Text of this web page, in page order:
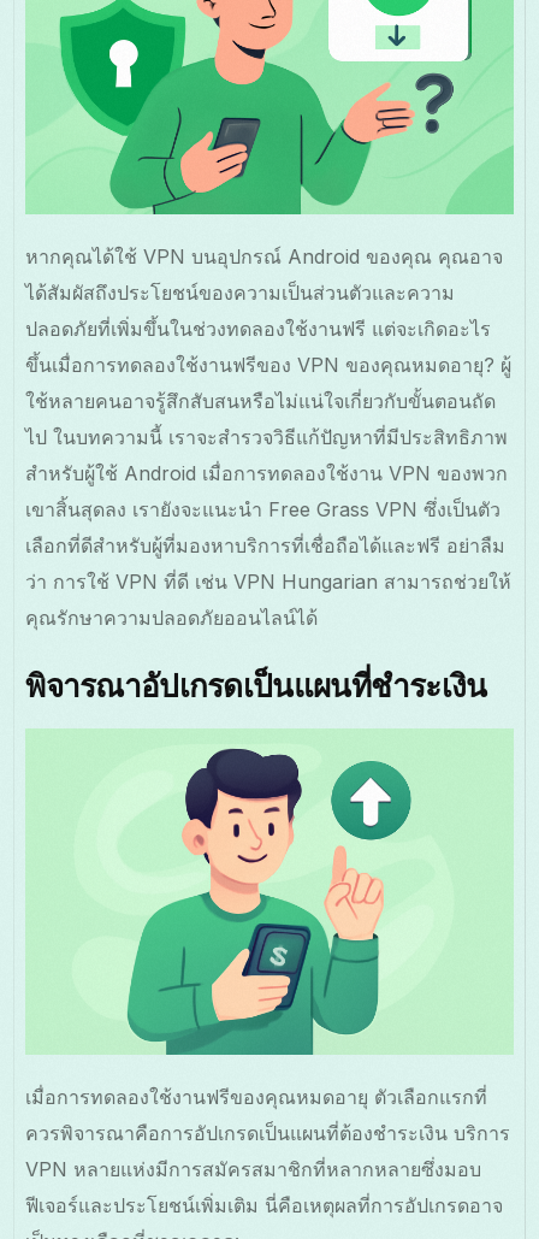
หากคุณได้ใช้ VPN บนอุปกรณ์ Android ของคุณ คุณอาจ
ได้สัมผัสถึงประโยชน์ของความเป็นส่วนตัวและความ
ปลอดภัยที่เพิ่มขึ้นในช่วงทดลองใช้งานฟรี แต่จะเกิดอะไร
ขึ้นเมื่อการทดลองใช้งานฟรีของ VPN ของคุณหมดอายุ? ผู้
ใช้หลายคนอาจรู้สึกสับสนหรือไม่แน่ใจเกี่ยวกับขั้นตอนถัด
ไป ในบทความนี้ เราจะสำรวจวิธีแก้ปัญหาที่มีประสิทธิภาพ
สำหรับผู้ใช้ Android เมื่อการทดลองใช้งาน VPN ของพวก
เขาสิ้นสุดลง เรายังจะแนะนำ Free Grass VPN ซึ่งเป็นตัว
เลือกที่ดีสำหรับผู้ที่มองหาบริการที่เชื่อถือได้และฟรี อย่าลืม
ว่า การใช้ VPN ที่ดี เช่น VPN Hungarian สามารถช่วยให้
คุณรักษาความปลอดภัยออนไลน์ได้
พิจารณาอัปเกรดเป็นแผนที่ชำระเงิน
เมื่อการทดลองใช้งานฟรีของคุณหมดอายุ ตัวเลือกแรกที่
ควรพิจารณาคือการอัปเกรดเป็นแผนที่ต้องชำระเงิน บริการ
VPN หลายแห่งมีการสมัครสมาชิกที่หลากหลายซึ่งมอบ
ฟีเจอร์และประโยชน์เพิ่มเติม นี่คือเหตุผลที่การอัปเกรดอาจ